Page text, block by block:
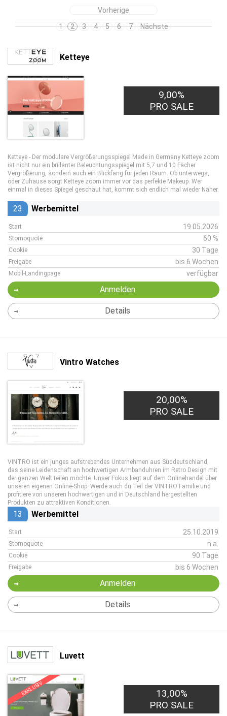
Vorherige
1
2 3 4 5 6 7 Nächste
Ketteye
9,00%
PRO SALE
Ketteye - Der modulare Vergrößerungsspiegel Made in Germany Ketteye zoom
ist nicht nur ein brillanter Beleuchtungsspiegel mit 5,7 und 10 Fächer
Vergrößerung, sondern auch ein Blickfang für jeden Raum. Ob unterwegs,
oder Zuhause sorgt Ketteye zoom immer vor das perfekte Makeup. Wer
einmal in dieses Spiegel geschaut hat, kommt sich endlich mal wieder Näher.
23 Werbemittel
Start 19.05.2026
Stornoquote 60 %
Cookie 30 Tage
Freigabe bis 6 Wochen
Mobil-Landingpage verfügbar
Anmelden
Details
Vintro Watches
20,00%
PRO SALE
VINTRO ist ein junges aufstrebendes Unternehmen aus Süddeutschland,
das seine Leidenschaft an hochwertigen Armbanduhren im Retro Design mit
der ganzen Welt teilen möchte. Unser Fokus liegt auf dem Onlinehandel über
unseren eigenen Online-Shop. Werde auch du Teil der VINTRO Familie und
profitiere von unseren hochwertigen und in Deutschland hergestellten
Produkten zu attraktiven Konditionen.
13 Werbemittel
Start 25.10.2019
Stornoquote n.a.
Cookie 90 Tage
Freigabe bis 6 Wochen
Anmelden
Details
Luvett
EXKLUSIV
13,00%
PRO SALE